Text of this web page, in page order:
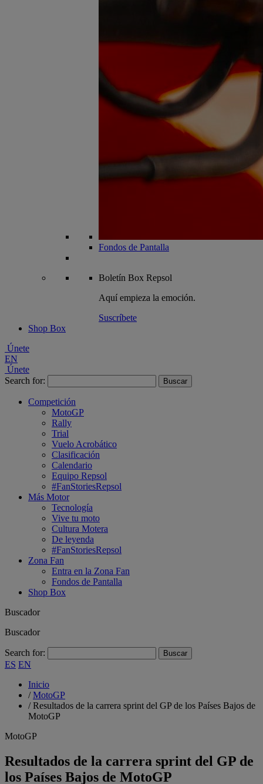
Fondos de Pantalla
Boletín Box Repsol
Aquí empieza la emoción.
Suscríbete
Shop Box
Únete
EN
Únete
Search for:
Competición
MotoGP
Rally
Trial
Vuelo Acrobático
Clasificación
Calendario
Equipo Repsol
#FanStoriesRepsol
Más Motor
Tecnología
Vive tu moto
Cultura Motera
De leyenda
#FanStoriesRepsol
Zona Fan
Entra en la Zona Fan
Fondos de Pantalla
Shop Box
Buscador
Buscador
Search for:
ES EN
Inicio
/MotoGP
/Resultados de la carrera sprint del GP de los Países Bajos de
MotoGP
MotoGP
Resultados de la carrera sprint del GP de
los Países Bajos de MotoGP